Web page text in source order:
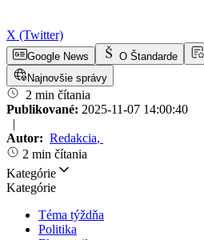
X (Twitter)
Google News O Štandarde
Najnovšie správy
2 min čítania
Publikované: 2025-11-07 14:00:40
|
Autor: Redakcia,
2 min čítania
Kategórie
Kategórie
Téma týždňa
Politika